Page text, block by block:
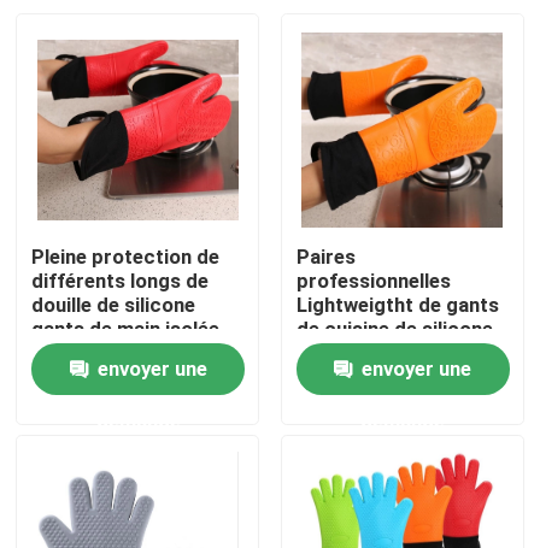
Accueil
Contacts
Pleine protection de
différents longs de
douille de silicone
gants de main isolée
envoyer une
Paires
professionnelles
Lightweigtht de gants
de cuisine de silicone
de four à micro-ondes
envoyer une